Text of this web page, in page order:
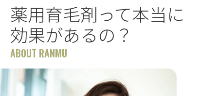
薬用育毛剤って本当に
効果があるの？
ABOUT RANMU